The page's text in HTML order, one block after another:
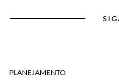
PLANEJAMENTO